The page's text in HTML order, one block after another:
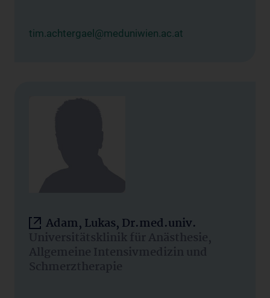
tim.achtergael@meduniwien.ac.at
Adam, Lukas, Dr.med.univ.
Universitätsklinik für Anästhesie,
Allgemeine Intensivmedizin und
Schmerztherapie